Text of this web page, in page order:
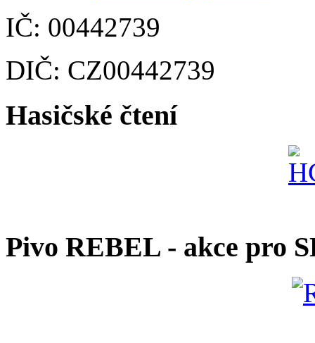
IČ: 00442739
DIČ: CZ00442739
Hasičské čtení
Pivo REBEL - akce pro